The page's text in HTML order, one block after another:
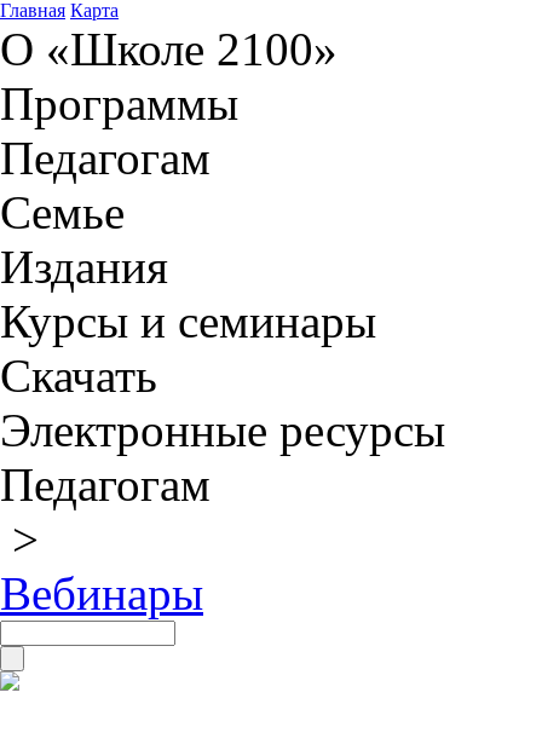
Главная Карта
О «Школе 2100»
Программы
Педагогам
Семье
Издания
Курсы и семинары
Скачать
Электронные ресурсы
Педагогам
>
Вебинары